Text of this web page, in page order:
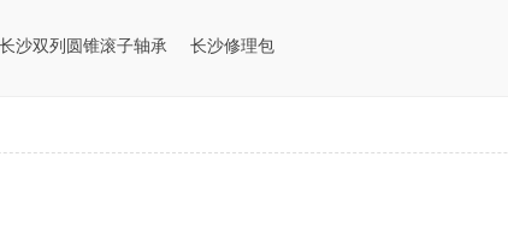
长沙双列圆锥滚子轴承 长沙修理包